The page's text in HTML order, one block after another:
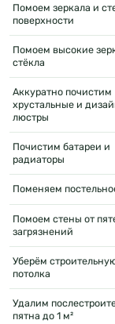
Помоем зеркала и
поверхности
Помоем высокие
стёкла
Аккуратно почистим
хрустальные и
люстры
Почистим батареи и
радиаторы
Поменяем
Помоем стены от
загрязнений
Уберём
потолка
Удалим
пятна до 1 м²